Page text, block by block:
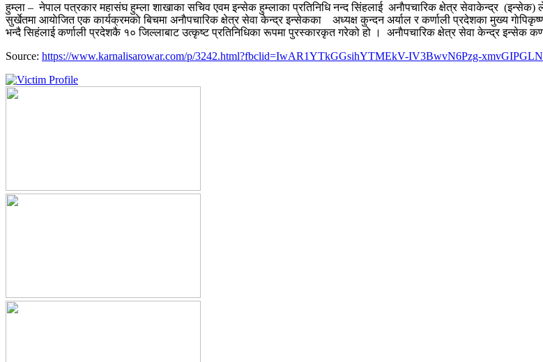
हुम्ला – नेपाल पत्रकार महासंघ हुम्ला शाखाका सचिव एवम इन्सेक हुम्लाका प्रतिनिधि नन्द सिंहलाई अनाैपचारिक क्षेत्र सेवाकेन्द्र
सुर्खेतमा आयाेजित एक कार्यक्रमकाे बिचमा अनाैपचारिक क्षेत्र सेवा केन्द्र इन्सेकका अध्यक्ष कुन्दन अर्याल र कर्णाली प्रदेशका मुख्य
भन्दै सिहंलाई कर्णाली प्रदेशकै १० जिल्लाबाट उत्कृष्ट प्रतिनिधिका रूपमा पुरस्कारकृत गरेको हो । अनाैपचारिक क्षेत्र सेवा केन्द्र इन्सेक
Source: https://www.karnalisarowar.com/p/3242.html?fbclid=IwAR1YTkGGsihYTMEkV-IV3BwvN6Pzg-